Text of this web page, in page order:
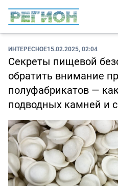
ИНТЕРЕСНОЕ15.02.2025, 02:04
Секреты пищевой
обратить внимание
полуфабрикатов —
подводных камней и